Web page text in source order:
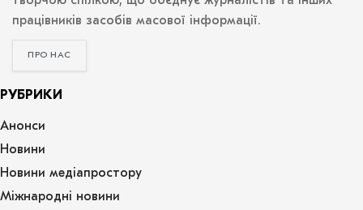
працівників засобів масової інформації.
ПРО НАС
РУБРИКИ
Анонси
Новини
Новини медіапростору
Міжнародні новини